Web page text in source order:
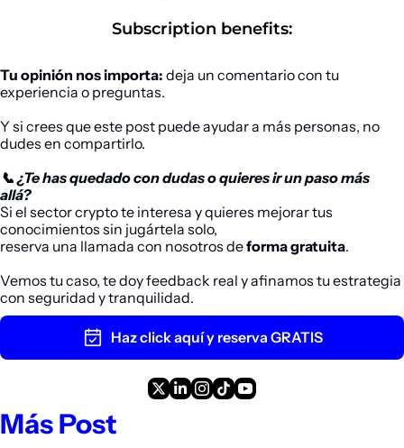
Subscription benefits:
Tu opinión nos importa: deja un comentario con tu
experiencia o preguntas.
Y si crees que este post puede ayudar a más personas, no
dudes en compartirlo.
📞 ¿Te has quedado con dudas o quieres ir un paso más
allá?
Si el sector crypto te interesa y quieres mejorar tus
conocimientos sin jugártela solo,
reserva una llamada con nosotros de forma gratuita.
Vemos tu caso, te doy feedback real y afinamos tu estrategia
con seguridad y tranquilidad.
Haz click aquí y reserva GRATIS
Más Post